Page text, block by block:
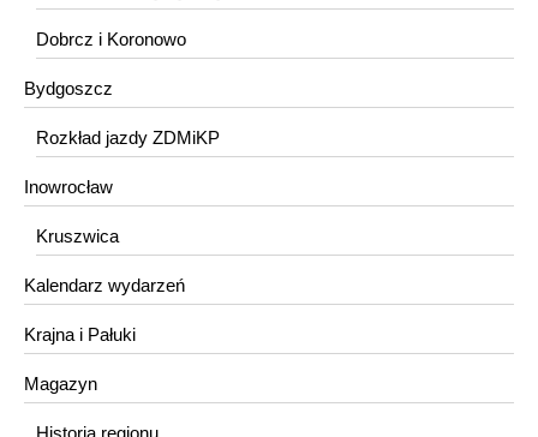
Dobrcz i Koronowo
Bydgoszcz
Rozkład jazdy ZDMiKP
Inowrocław
Kruszwica
Kalendarz wydarzeń
Krajna i Pałuki
Magazyn